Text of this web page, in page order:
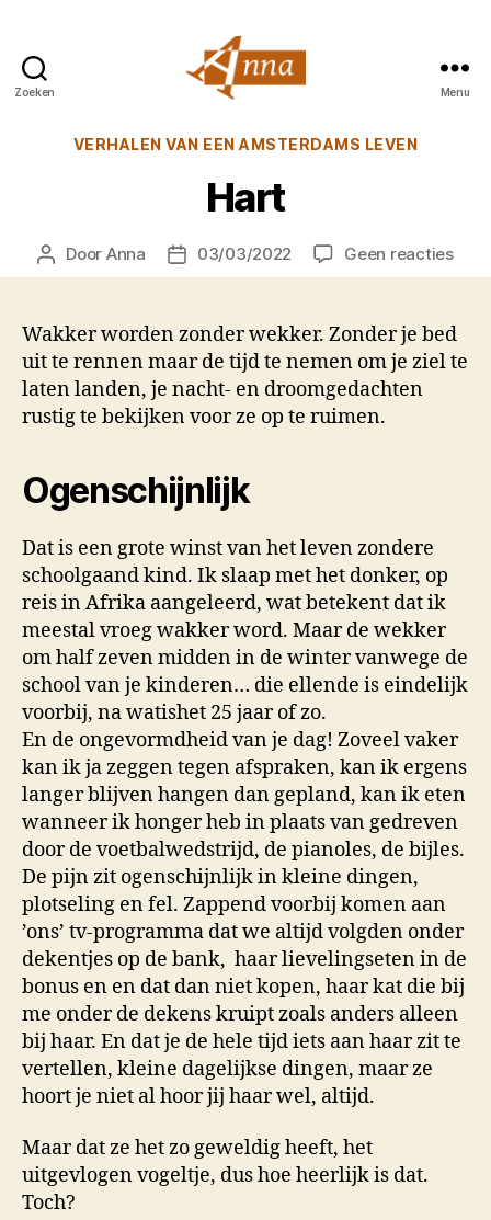
Zoeken
van
Menu
Categorieën
VERHALEN VAN EEN AMSTERDAMS LEVEN
Hart
Berichtauteur
Door Anna Berichtdatum
03/03/2022 Geen reactiesop
Hart
Wakker worden zonder wekker. Zonder je bed
uit te rennen maar de tijd te nemen om je ziel te
laten landen, je nacht- en droomgedachten
rustig te bekijken voor ze op te ruimen.
Ogenschijnlijk
Dat is een grote winst van het leven zondere
schoolgaand kind. Ik slaap met het donker, op
reis in Afrika aangeleerd, wat betekent dat ik
meestal vroeg wakker word. Maar de wekker
om half zeven midden in de winter vanwege de
school van je kinderen… die ellende is eindelijk
voorbij, na watishet 25 jaar of zo.
En de ongevormdheid van je dag! Zoveel vaker
kan ik ja zeggen tegen afspraken, kan ik ergens
langer blijven hangen dan gepland, kan ik eten
wanneer ik honger heb in plaats van gedreven
door de voetbalwedstrijd, de pianoles, de bijles.
De pijn zit ogenschijnlijk in kleine dingen,
plotseling en fel. Zappend voorbij komen aan
’ons’ tv-programma dat we altijd volgden onder
dekentjes op de bank, haar lievelingseten in de
bonus en en dat dan niet kopen, haar kat die bij
me onder de dekens kruipt zoals anders alleen
bij haar. En dat je de hele tijd iets aan haar zit te
vertellen, kleine dagelijkse dingen, maar ze
hoort je niet al hoor jij haar wel, altijd.
Maar dat ze het zo geweldig heeft, het
uitgevlogen vogeltje, dus hoe heerlijk is dat.
Toch?